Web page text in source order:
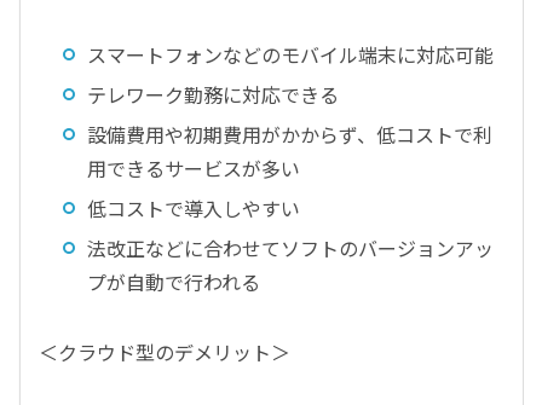
スマートフォンなどのモバイル端末に対応可能
テレワーク勤務に対応できる
設備費用や初期費用がかからず、低コストで利
用できるサービスが多い
低コストで導入しやすい
法改正などに合わせてソフトのバージョンアッ
プが自動で行われる
＜クラウド型のデメリット＞